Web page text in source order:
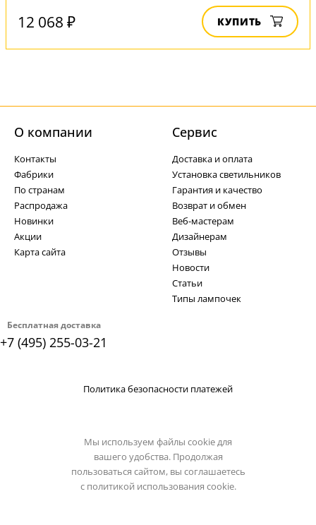
12 068 ₽ КУПИТЬ
Бесплатная доставка
+7 (495) 255-03-21
О компании
Контакты
Фабрики
По странам
Распродажа
Новинки
Акции
Карта сайта
Cервис
Доставка и оплата
Установка светильников
Гарантия и качество
Возврат и обмен
Веб-мастерам
Дизайнерам
Отзывы
Новости
Статьи
Типы лампочек
Политика безопасности платежей
Мы используем файлы cookie для
вашего удобства. Продолжая
пользоваться сайтом, вы соглашаетесь
с политикой использования cookie.